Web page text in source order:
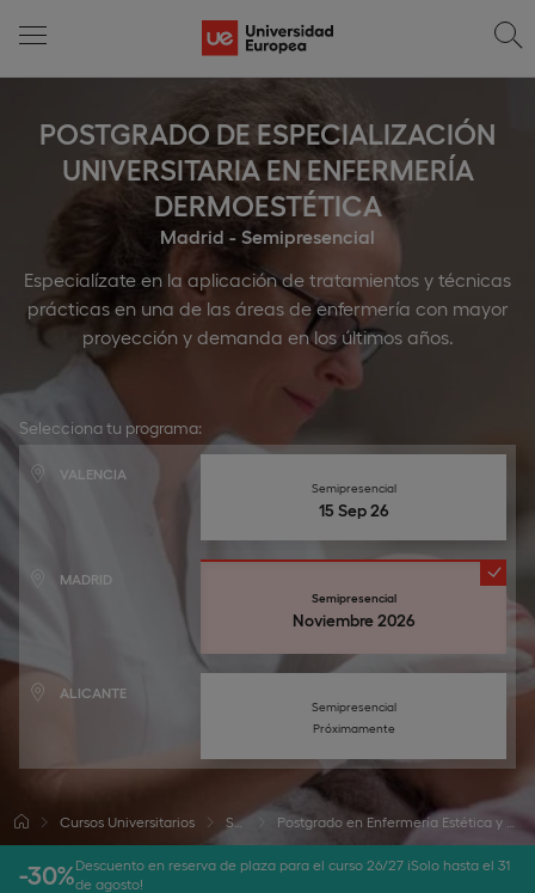
POSTGRADO DE ESPECIALIZACIÓN
UNIVERSITARIA EN ENFERMERÍA
DERMOESTÉTICA
Madrid - Semipresencial
Especialízate en la aplicación de tratamientos y técnicas
prácticas en una de las áreas de enfermería con mayor
proyección y demanda en los últimos años.
Selecciona tu programa:
VALENCIA
Semipresencial
15 Sep 26
MADRID
Semipresencial
Noviembre 2026
ALICANTE
Semipresencial
Próximamente
Cursos Universitarios Salud Postgrado en Enfermería Estética y Dermocosmética
-30%Descuento en reserva de plaza para el curso 26/27 ¡Solo hasta el 31
de agosto!